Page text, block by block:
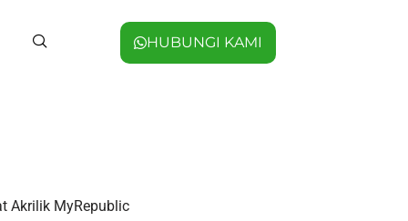
HUBUNGI KAMI
Akrilik MyRepublic